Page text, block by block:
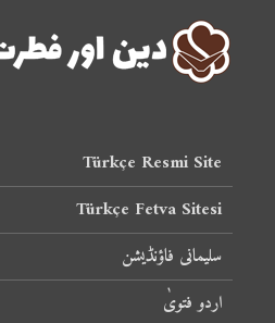
Türkçe Resmi Site
Türkçe Fetva Sitesi
سلیمانی فاؤنڈیشن
اردو فتویٰ